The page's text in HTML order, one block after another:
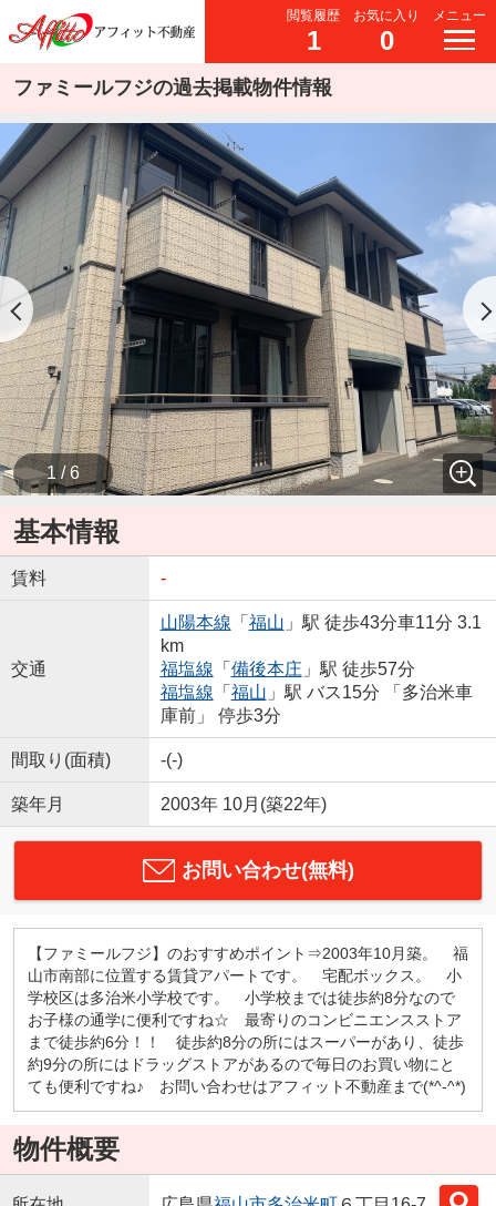
閲覧履歴
1
お気に入り
0
メニュー
ファミールフジの過去掲載物件情報
1 / 6
基本情報
賃料 -
交通
山陽本線 「 福山 」駅 徒歩43分車11分 3.1
km
福塩線 「 備後本庄 」駅 徒歩57分
福塩線 「 福山 」駅 バス15分 「多治米車
庫前」 停歩3分
間取り(面積) -(-)
築年月 2003年 10月(築22年)
お問い合わせ(無料)
【ファミールフジ】のおすすめポイント⇒2003年10月築。 福
山市南部に位置する賃貸アパートです。 宅配ボックス。 小
学校区は多治米小学校です。 小学校までは徒歩約8分なので
お子様の通学に便利ですね☆ 最寄りのコンビニエンスストア
まで徒歩約6分！！ 徒歩約8分の所にはスーパーがあり、徒歩
約9分の所にはドラッグストアがあるので毎日のお買い物にと
ても便利ですね♪ お問い合わせはアフィット不動産まで(*^-^*)
物件概要